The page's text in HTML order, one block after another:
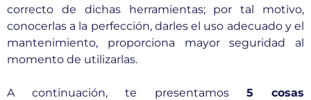
correcto de dichas herramientas; por tal motivo,
conocerlas a la perfección, darles el uso adecuado y el
mantenimiento, proporciona mayor seguridad al
momento de utilizarlas.
A continuación, te presentamos 5 cosas